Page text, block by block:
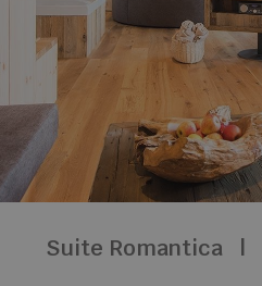
Suite Romantica